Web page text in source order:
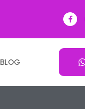
BLOG